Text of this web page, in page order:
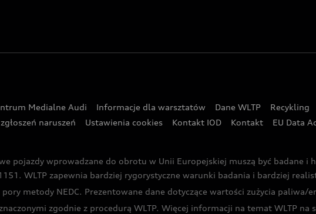
Medialne Audi Informacje dla warsztatów Dane WLTP Recykling
naruszeń Ustawienia cookies Kontakt IOD Kontakt EU Data
pojazdy wprowadzane do obrotu w Unii Europejskiej muszą być badane i
WLTP zapewnia bardziej rygorystyczne warunki badania i bardziej
metody NEDC. Prezentowane dane dotyczące wartości zużycia paliwa/
zgodnie z procedurą WLTP. Więcej informacji na temat WLTP na